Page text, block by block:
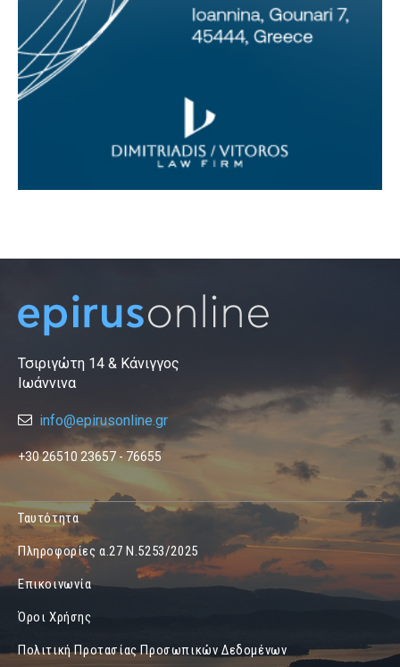
Τσιριγώτη 14 & Κάνιγγος
Ιωάννινα
info@epirusonline.gr
+30 26510 23657 - 76655
Ταυτότητα
Πληροφορίες α.27 Ν.5253/2025
Επικοινωνία
Όροι Χρήσης
Πολιτική Προτασίας Προσωπικών Δεδομένων